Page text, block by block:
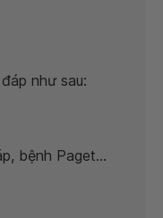
như sau:
bệnh Paget...